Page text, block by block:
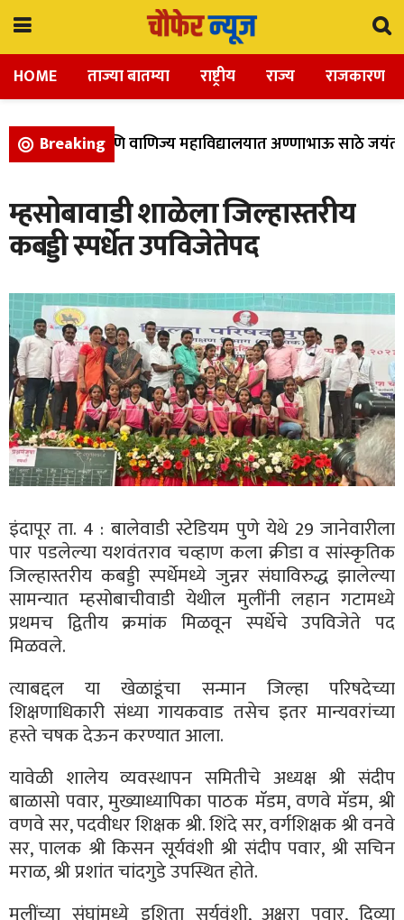
HOME ताज्या बातम्या राष्ट्रीय राज्य राजकारण
Breaking
विज्ञान, आणि वाणिज्य महाविद्यालयात अण्णाभाऊ साठे जयंती
म्हसोबावाडी शाळेला जिल्हास्तरीय
कबड्डी स्पर्धेत उपविजेतेपद
इंदापूर ता. 4 : बालेवाडी स्टेडियम पुणे येथे 29 जानेवारीला
पार पडलेल्या यशवंतराव चव्हाण कला क्रीडा व सांस्कृतिक
जिल्हास्तरीय कबड्डी स्पर्धेमध्ये जुन्नर संघाविरुद्ध झालेल्या
सामन्यात म्हसोबाचीवाडी येथील मुलींनी लहान गटामध्ये
प्रथमच द्वितीय क्रमांक मिळवून स्पर्धेचे उपविजेते पद
मिळवले.
त्याबद्दल या खेळाडूंचा सन्मान जिल्हा परिषदेच्या
शिक्षणाधिकारी संध्या गायकवाड तसेच इतर मान्यवरांच्या
हस्ते चषक देऊन करण्यात आला.
यावेळी शालेय व्यवस्थापन समितीचे अध्यक्ष श्री संदीप
बाळासो पवार, मुख्याध्यापिका पाठक मॅडम, वणवे मॅडम, श्री
वणवे सर, पदवीधर शिक्षक श्री. शिंदे सर, वर्गशिक्षक श्री वनवे
सर, पालक श्री किसन सूर्यवंशी श्री संदीप पवार, श्री सचिन
मराळ, श्री प्रशांत चांदगुडे उपस्थित होते.